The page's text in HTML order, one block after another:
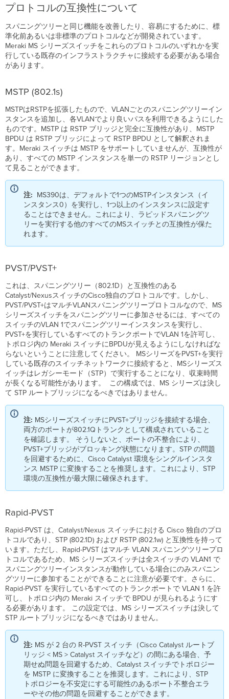
と
冗
長
性
ア
ク
セ
の
定
プロトコルの互換性について
スパニングツリーと同じ機能を改善したり、容易にするために、標
準化前あるいは非標準のプロトコルなどが開発されています。
Meraki MS シリーズスイッチをこれらのプロトコルのいずれかを実
行している既存のインフラストラクチャに接続する必要がある場合
があります。
MSTP (802.1s)
MSTPはRSTPを拡張したもので、VLANごとのスパニングツリーイン
スタンスを追加し、各VLANでより良いパスを利用できるようにした
ものです。MSTP は RSTP ブリッジと完全に互換性があり、MSTP
BPDU は RSTP ブリッジによって RSTP BPDU として解釈されま
す。Meraki スイッチは MSTP をサポートしていませんが、互換性が
あり、すべての MSTP インスタンスを単一の RSTP リージョンとし
て見ることができます。
注: MS390は、デフォルトで1つのMSTPインスタンス（イ
ンスタンス0）を実行し、1つ以上のインスタンスに設定す
ることはできません。これにより、ラピッドスパニングツ
リーを実行する他のすべてのMSスイッチとの互換性が保た
れます。
PVST/PVST+
これは、スパニングツリー（802.1D）と互換性のある
Catalyst/NexusスイッチのCisco独自のプロトコルです。しかし、
PVST/PVST+はマルチVLANスパニングツリープロトコルなので、MS
シリーズスイッチをスパニングツリーに参加させるには、すべての
スイッチのVLAN 1でスパニングツリーインスタンスを実行し、
PVST+を実行しているすべてのトランクポートでVLAN 1を許可し、
トポロジ内の Meraki スイッチにBPDUが見えるようにしなければな
らないということに注意してください。 MSシリーズをPVST+を実行
している既存のスイッチネットワークに接続すると、MSシリーズス
イッチはレガシーモード（STP）で実行することになり、収束時間
が長くなる可能性があります。 この構成では、MS シリーズは決し
て STP ルートブリッジになるべきではありません。
注: MSシリーズスイッチにPVST+ブリッジを接続する場合、
両方のポートが802.1Qトランクとして構成されていること
を確認します。 そうしないと、ポートの不整合により、
PVST+ブリッジがブロッキング状態になります。STP の問題
を回避するために、Cisco Catalyst 環境をシングルインスタ
ンス MSTP に変換することを推奨します。これにより、STP
環境の互換性が最大限に確保されます。
Rapid-PVST
Rapid-PVST は、Catalyst/Nexus スイッチにおける Cisco 独自のプロ
トコルであり、STP (802.1D) および RSTP (802.1w) と互換性を持って
います。ただし、Rapid-PVST はマルチ VLAN スパニングツリープロ
トコルであるため、MS シリーズスイッチは全スイッチの VLAN1 で
スパニングツリーインスタンスが動作している場合にのみスパニン
グツリーに参加することができることに注意が必要です。さらに、
Rapid-PVST を実行しているすべてのトランクポートで VLAN 1 を許
可し、トポロジ内の Meraki スイッチで BPDU が見られるようにす
る必要があります。 この設定では、MS シリーズスイッチは決して
STP ルートブリッジになるべきではありません。
注: MS が 2 台の R-PVST スイッチ（Cisco Catalyst ルートブ
リッジ < MS > Catalyst スイッチなど）の間にある場合、予
期せぬ問題を回避するため、Catalyst スイッチでトポロジー
を MSTP に変換することを推奨します。これにより、STP
トポロジーを不安定にする可能性のあるポート不整合エラ
ーやその他の問題を回避することができます。